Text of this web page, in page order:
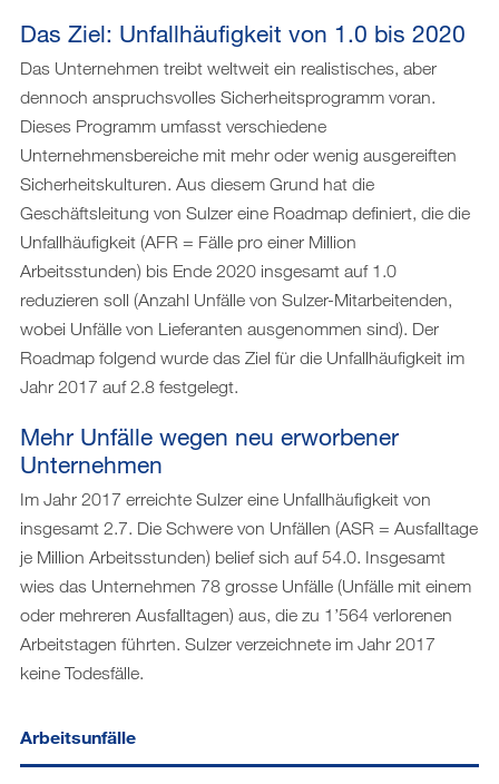
Das Ziel: Unfallhäufigkeit von 1.0 bis 2020
Das Unternehmen treibt weltweit ein realistisches, aber
dennoch anspruchsvolles Sicherheitsprogramm voran.
Dieses Programm umfasst verschiedene
Unternehmensbereiche mit mehr oder wenig ausgereiften
Sicherheitskulturen. Aus diesem Grund hat die
Geschäftsleitung von Sulzer eine Roadmap definiert, die die
Unfallhäufigkeit (AFR = Fälle pro einer Million
Arbeitsstunden) bis Ende 2020 insgesamt auf 1.0
reduzieren soll (Anzahl Unfälle von Sulzer-Mitarbeitenden,
wobei Unfälle von Lieferanten ausgenommen sind). Der
Roadmap folgend wurde das Ziel für die Unfallhäufigkeit im
Jahr 2017 auf 2.8 festgelegt.
Mehr Unfälle wegen neu erworbener
Unternehmen
Im Jahr 2017 erreichte Sulzer eine Unfallhäufigkeit von
insgesamt 2.7. Die Schwere von Unfällen (ASR = Ausfalltage
je Million Arbeitsstunden) belief sich auf 54.0. Insgesamt
wies das Unternehmen 78 grosse Unfälle (Unfälle mit einem
oder mehreren Ausfalltagen) aus, die zu 1’564 verlorenen
Arbeitstagen führten. Sulzer verzeichnete im Jahr 2017
keine Todesfälle.
Arbeitsunfälle